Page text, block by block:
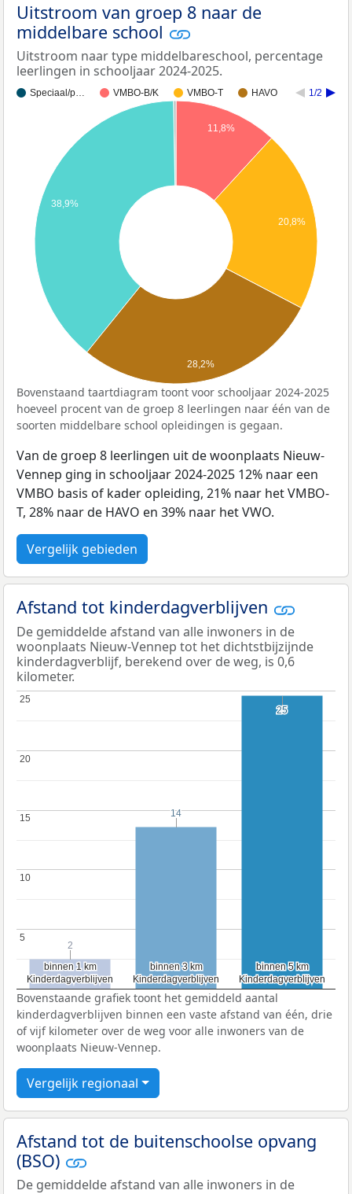
Uitstroom van groep 8 naar de
middelbare school
Uitstroom naar type middelbareschool, percentage
leerlingen in schooljaar 2024-2025.
Speciaal/p… VMBO-B/K VMBO-T HAVO 1/2
11,8%
20,8%
38,9%
28,2%
Bovenstaand taartdiagram toont voor schooljaar 2024-2025
hoeveel procent van de groep 8 leerlingen naar één van de
soorten middelbare school opleidingen is gegaan.
Van de groep 8 leerlingen uit de woonplaats Nieuw-
Vennep ging in schooljaar 2024-2025 12% naar een
VMBO basis of kader opleiding, 21% naar het VMBO-
T, 28% naar de HAVO en 39% naar het VWO.
Vergelijk gebieden
Afstand tot kinderdagverblijven
De gemiddelde afstand van alle inwoners in de
woonplaats Nieuw-Vennep tot het dichtstbijzijnde
kinderdagverblijf, berekend over de weg, is 0,6
kilometer.
Kinderdagverblijven
Kinderdagverblijven
binnen 1 km
binnen 1 km
Kinderdagverblijven
Kinderdagverblijven
binnen 3 km
binnen 3 km
Kinderdagverblijven
Kinderdagverblijven
binnen 5 km
binnen 5 km
5
5
10
10
15
15
20
20
25
25
2
2
14
14
25
25
Bovenstaande grafiek toont het gemiddeld aantal
kinderdagverblijven binnen een vaste afstand van één, drie
of vijf kilometer over de weg voor alle inwoners van de
woonplaats Nieuw-Vennep.
Vergelijk regionaal
Afstand tot de buitenschoolse opvang
(BSO)
De gemiddelde afstand van alle inwoners in de